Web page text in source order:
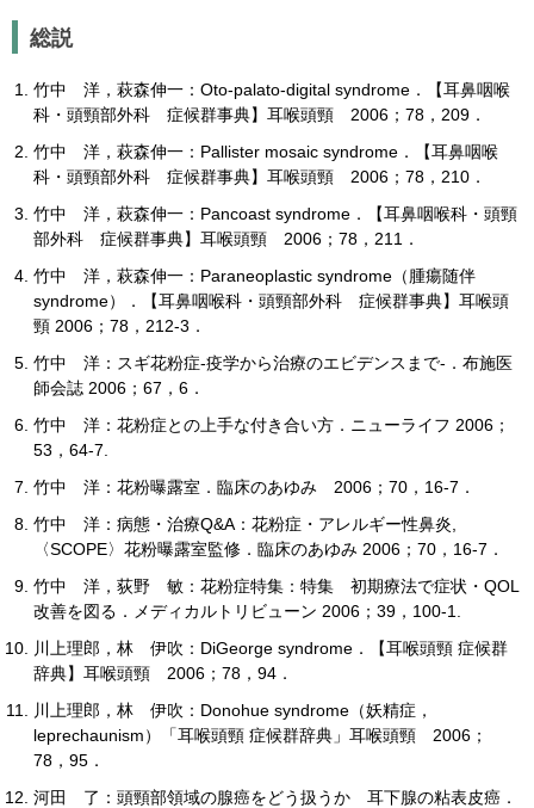
総説
竹中 洋，萩森伸一：Oto-palato-digital syndrome．【耳鼻咽喉
科・頭頸部外科 症候群事典】耳喉頭頸 2006；78，209．
竹中 洋，萩森伸一：Pallister mosaic syndrome．【耳鼻咽喉
科・頭頸部外科 症候群事典】耳喉頭頸 2006；78，210．
竹中 洋，萩森伸一：Pancoast syndrome．【耳鼻咽喉科・頭頸
部外科 症候群事典】耳喉頭頸 2006；78，211．
竹中 洋，萩森伸一：Paraneoplastic syndrome（腫瘍随伴
syndrome）．【耳鼻咽喉科・頭頸部外科 症候群事典】耳喉頭
頸 2006；78，212-3．
竹中 洋：スギ花粉症-疫学から治療のエビデンスまで-．布施医
師会誌 2006；67，6．
竹中 洋：花粉症との上手な付き合い方．ニューライフ 2006；
53，64-7.
竹中 洋：花粉曝露室．臨床のあゆみ 2006；70，16-7．
竹中 洋：病態・治療Q&A：花粉症・アレルギー性鼻炎,
〈SCOPE〉花粉曝露室監修．臨床のあゆみ 2006；70，16-7．
竹中 洋，荻野 敏：花粉症特集：特集 初期療法で症状・QOL
改善を図る．メディカルトリビューン 2006；39，100-1.
川上理郎，林 伊吹：DiGeorge syndrome．【耳喉頭頸 症候群
辞典】耳喉頭頸 2006；78，94．
川上理郎，林 伊吹：Donohue syndrome（妖精症，
leprechaunism）「耳喉頭頸 症候群辞典」耳喉頭頸 2006；
78，95．
河田 了：頭頸部領域の腺癌をどう扱うか 耳下腺の粘表皮癌．